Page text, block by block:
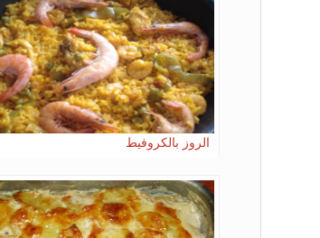
الروز بالكروفيط